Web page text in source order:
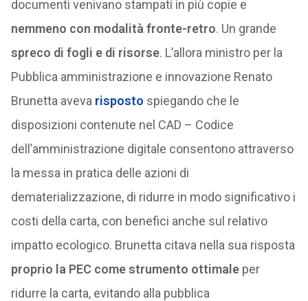
documenti venivano stampati in più copie e
nemmeno con modalità fronte-retro. Un grande
spreco di fogli e di risorse. L’allora ministro per la
Pubblica amministrazione e innovazione Renato
Brunetta aveva risposto spiegando che le
disposizioni contenute nel CAD – Codice
dell’amministrazione digitale consentono attraverso
la messa in pratica delle azioni di
dematerializzazione, di ridurre in modo significativo i
costi della carta, con benefici anche sul relativo
impatto ecologico. Brunetta citava nella sua risposta
proprio la PEC come strumento ottimaleper
ridurre la carta, evitando alla pubblica